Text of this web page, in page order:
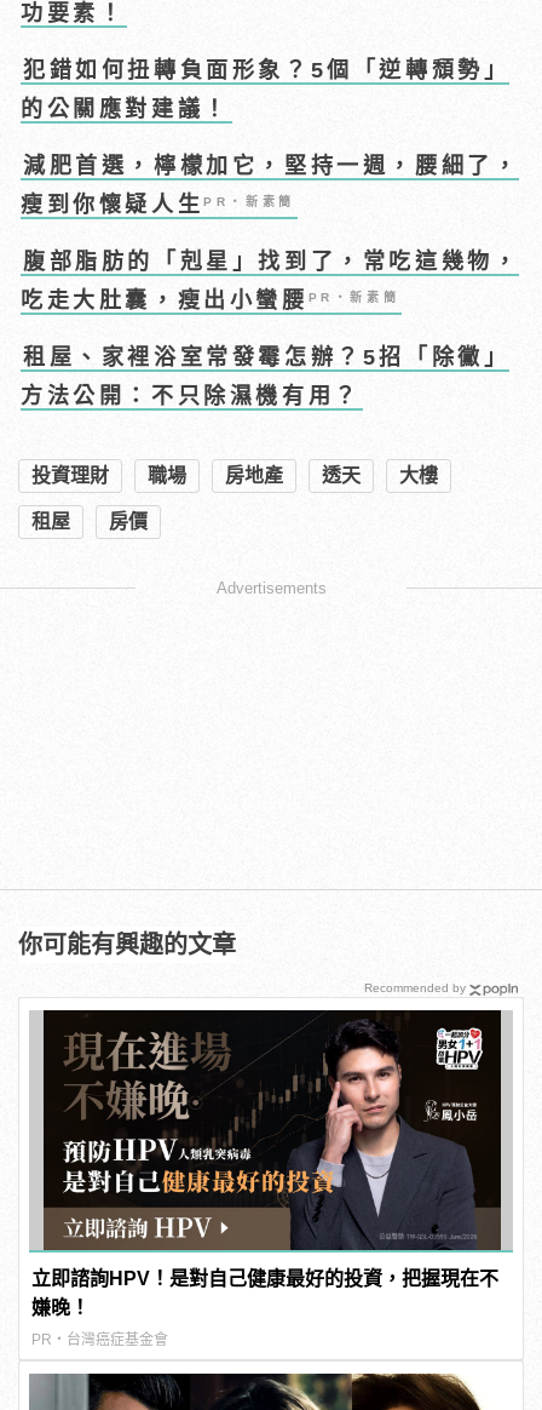
功要素！
犯錯如何扭轉負面形象？5個「逆轉頹勢」
的公關應對建議！
減肥首選，檸檬加它，堅持一週，腰細了，
瘦到你懷疑人生PR・新素簡
腹部脂肪的「剋星」找到了，常吃這幾物，
吃走大肚囊，瘦出小蠻腰 PR・新素簡
租屋、家裡浴室常發霉怎辦？5招「除黴」
方法公開：不只除濕機有用？
投資理財 職場 房地產 透天 大樓
租屋 房價
Advertisements
你可能有興趣的文章
立即諮詢HPV！是對自己健康最好的投資，把握現在不
嫌晚！
PR・台灣癌症基金會
Recommended by